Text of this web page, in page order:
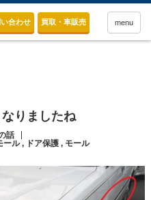
合わせ 買取・車販売 menu
りましたね
話
ール, ドア保護, モール